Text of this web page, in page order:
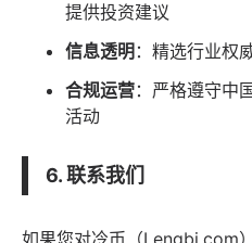
提供投资建议
信息透明 ：精选行业权
合规运营：严格遵守中
活动
6. 联系我们
如果您对冷币（Lengbi.com